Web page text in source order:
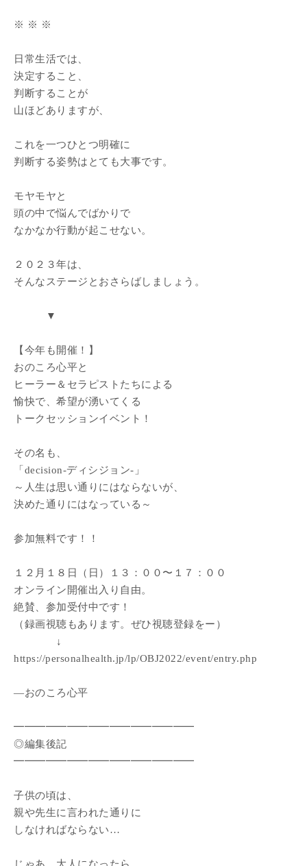
※ ※ ※
日常生活では、
決定すること、
判断することが
山ほどありますが、
これを一つひとつ明確に
判断する姿勢はとても大事です。
モヤモヤと
頭の中で悩んでばかりで
なかなか行動が起こせない。
２０２３年は、
そんなステージとおさらばしましょう。
▼
【今年も開催！】
おのころ心平と
ヒーラー＆セラピストたちによる
愉快で、希望が湧いてくる
トークセッションイベント！
その名も、
「decision-ディシジョン-」
～人生は思い通りにはならないが、
決めた通りにはなっている～
参加無料です！！
１２月１８日（日）１３：００〜１７：００
オンライン開催出入り自由。
絶賛、参加受付中です！
（録画視聴もあります。ぜひ視聴登録をー）
↓
https://personalhealth.jp/lp/OBJ2022/event/entry.php
―おのころ心平
━━━━━━━━━━━━━━━━━
◎編集後記
━━━━━━━━━━━━━━━━━
子供の頃は、
親や先生に言われた通りに
しなければならない…